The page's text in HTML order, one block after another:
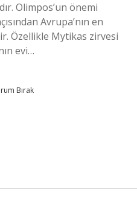
Olimpos’un önemi
Avrupa’nın en
Özellikle Mytikas zirvesi
evi…
Bırak